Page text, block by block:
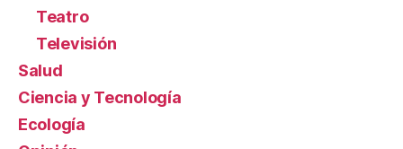
Teatro
Televisión
Salud
Ciencia y Tecnología
Ecología